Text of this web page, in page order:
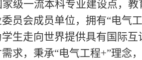
级一流本科专业建设点，
员会成员单位，拥有“电气
生走向世界提供具有国际
求，秉承“电气工程+”理念